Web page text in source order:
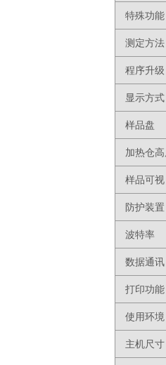
特殊功能
测定方法
程序升级
显示方式
样品盘
加热仓
样品可视
防护装置
波特率
数据通讯
打印功能
使用环境
主机尺寸